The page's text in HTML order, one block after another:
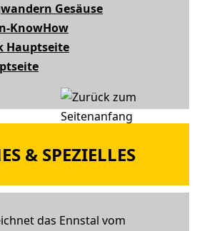
Gesäuse
KnowHow
Hauptseite
& SPEZIELLES
das Ennstal vom